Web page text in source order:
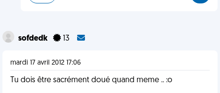
sofdedk 13
mardi 17 avril 2012 17:06
Tu dois être sacrément doué quand meme .. :o